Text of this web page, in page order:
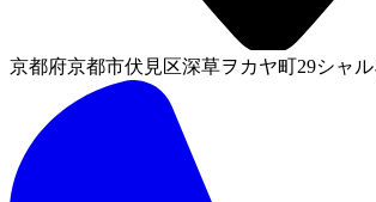
京都府京都市伏見区深草ヲカヤ町29シャ